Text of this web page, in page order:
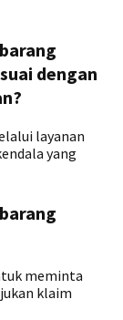
dengan
layanan
yang
meminta
klaim